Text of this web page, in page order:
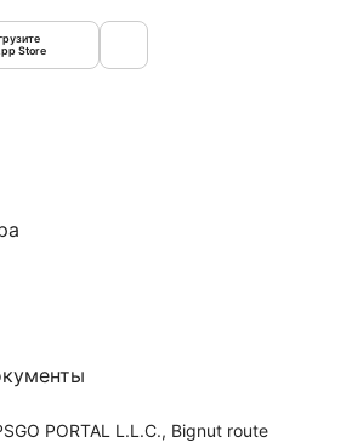
Store
PORTAL L.L.C., Bignut route